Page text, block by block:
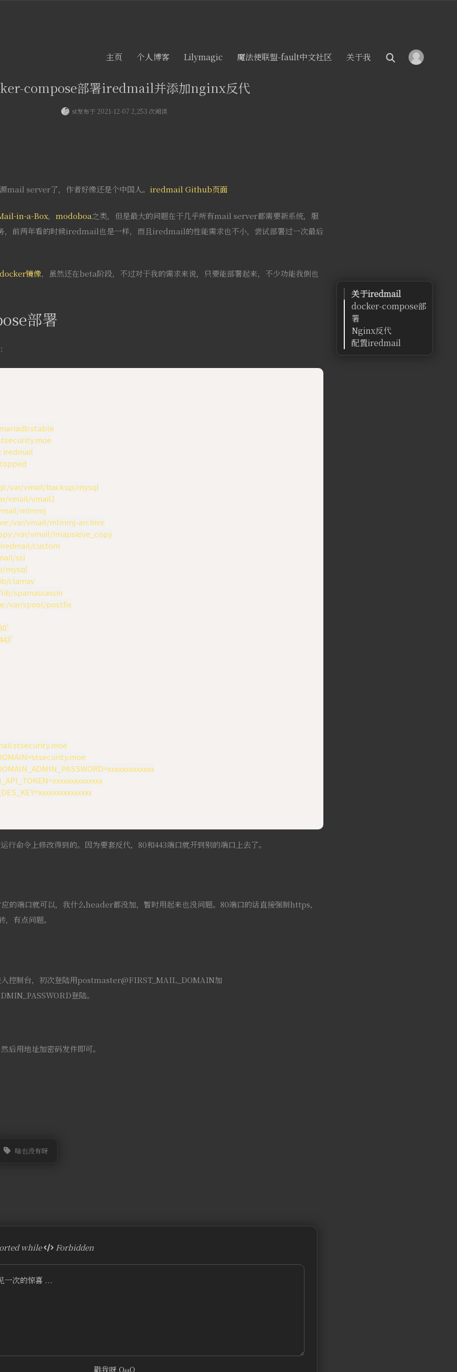
主页 个人博客 Lilymagic 魔法使联盟-fault中文社区 关于我
compose部署iredmail并添加nginx反代
st发布于 2021-12-07 2,253 次阅读
server了，作者好像还是个中国人。 iredmail Github页面
in-a-Box， modoboa之类，但是最大的问题在于几乎所有mail server都需要新系统，服
，前两年看的时候iredmail也是一样，而且iredmail的性能需求也不小，尝试部署过一次最后
镜像，虽然还在beta阶段，不过对于我的需求来说，只要能部署起来，不少功能我倒也
部署
mariadb:stable
iredmail
var/vmail/backup/mysql
vmail/vmail1
vmail/mlmmj
var/vmail/mlmmj-archive
var/vmail/imapsieve_copy
iredmail/custom
ssl
mysql
lib/clamav
lib/spamassassin
var/spool/postfix
命令上修改得到的。因为要套反代，80和443端口就开到别的端口上去了。
的端口就可以，我什么header都没加，暂时用起来也没问题。80端口的话直接强制https，
有点问题。
制台，初次登陆用postmaster@FIRST_MAIL_DOMAIN加
登陆。
后用地址加密码发件即可。
啥也没有呀
关于iredmail
docker-compose部
署
Nginx反代
配置iredmail
while Forbidden
一次的惊喜 ...
戳我呀 OωO